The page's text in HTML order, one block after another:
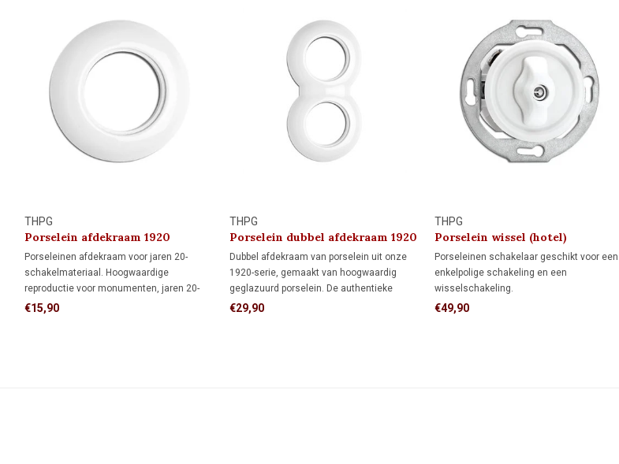
THPG
Porselein afdekraam 1920
Porseleinen afdekraam voor jaren 20-
schakelmateriaal. Hoogwaardige
reproductie voor monumenten, jaren 20-
woningen en klassieke interieurs.
€15,90
THPG
Porselein dubbel afdekraam 1920
Dubbel afdekraam van porselein uit onze
1920-serie, gemaakt van hoogwaardig
geglazuurd porselein. De authentieke
uitstraling maakt dit afdekraam ideaal voor
€29,90
THPG
Porselein wissel (hotel)
schakelaar 1920
Porseleinen schakelaar geschikt voor een
enkelpolige schakeling en een
wisselschakeling.
Enkelpolige schakeling: bedient de
€49,90